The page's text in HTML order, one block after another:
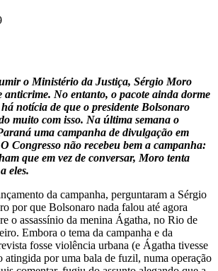
o Ministério da Justiça, Sérgio Moro
anticrime. No entanto, o pacote ainda dorme
notícia de que o presidente Bolsonaro
muito com isso. Na última semana o
uma campanha de divulgação em
Congresso não recebeu bem a campanha:
que em vez de conversar, Moro tenta
eles.
da campanha, perguntaram a Sérgio
por que Bolsonaro nada falou até agora
o assassínio da menina Ágatha, no Rio de
Embora o tema da campanha e da
fosse violência urbana (e Ágatha tivesse
atingida por uma bala de fuzil, numa operação